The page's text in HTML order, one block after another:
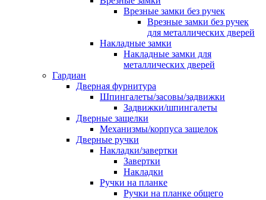
Врезные замки без ручек
Врезные замки без ручек
для металлических дверей
Накладные замки
Накладные замки для
металлических дверей
Гардиан
Дверная фурнитура
Шпингалеты/засовы/задвижки
Задвижки/шпингалеты
Дверные защелки
Механизмы/корпуса защелок
Дверные ручки
Накладки/завертки
Завертки
Накладки
Ручки на планке
Ручки на планке общего